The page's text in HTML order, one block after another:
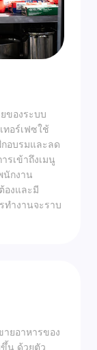
ของระบบ
ทอร์เฟซใช้
กอบรมและลด
รเข้าถึงเมนู
นักงาน
องและมี
ทำงานจะราบ
ยอาหารของ
ขึ้น ด้วยตัว